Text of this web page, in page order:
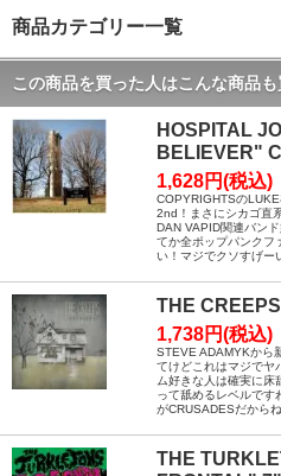
商品カテゴリー一覧
この商品を買った人はこんな商品
HOSPITAL
BELIEVER"
1,628円(税込)
COPYRIGHTSの
2nd！まさにシカゴ直
DAN VAPID関連バン
てか全ポップパンクフ
い！マジでクソすげー
THE
1,738円(税込)
STEVE ADAMYKから
てけどこれはマジでヤ
ム好きな人は確実に床
って舐めるレベルです
がCRUSADESだからね
THE